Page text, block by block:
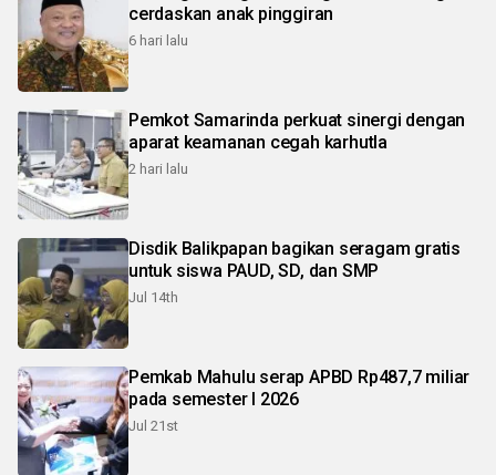
cerdaskan anak pinggiran
6 hari lalu
Pemkot Samarinda perkuat sinergi dengan
aparat keamanan cegah karhutla
2 hari lalu
Disdik Balikpapan bagikan seragam gratis
untuk siswa PAUD, SD, dan SMP
Jul 14th
Pemkab Mahulu serap APBD Rp487,7 miliar
pada semester I 2026
Jul 21st